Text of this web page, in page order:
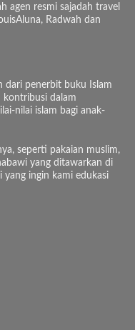
agen resmi sajadah travel
Radwah dan
dari penerbit buku Islam
kontribusi dalam
nilai islam bagi anak-
seperti pakaian muslim,
yang ditawarkan di
yang ingin kami edukasi